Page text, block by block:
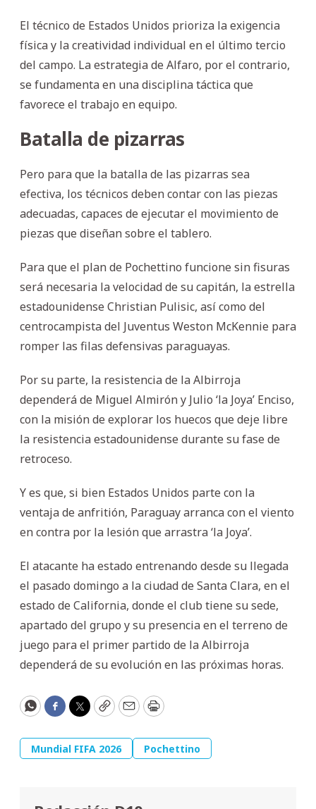
El técnico de Estados Unidos prioriza la exigencia
física y la creatividad individual en el último tercio
del campo. La estrategia de Alfaro, por el contrario,
se fundamenta en una disciplina táctica que
favorece el trabajo en equipo.
Batalla de pizarras
Pero para que la batalla de las pizarras sea
efectiva, los técnicos deben contar con las piezas
adecuadas, capaces de ejecutar el movimiento de
piezas que diseñan sobre el tablero.
Para que el plan de Pochettino funcione sin fisuras
será necesaria la velocidad de su capitán, la estrella
estadounidense Christian Pulisic, así como del
centrocampista del Juventus Weston McKennie para
romper las filas defensivas paraguayas.
Por su parte, la resistencia de la Albirroja
dependerá de Miguel Almirón y Julio ‘la Joya’ Enciso,
con la misión de explorar los huecos que deje libre
la resistencia estadounidense durante su fase de
retroceso.
Y es que, si bien Estados Unidos parte con la
ventaja de anfritión, Paraguay arranca con el viento
en contra por la lesión que arrastra ‘la Joya’.
El atacante ha estado entrenando desde su llegada
el pasado domingo a la ciudad de Santa Clara, en el
estado de California, donde el club tiene su sede,
apartado del grupo y su presencia en el terreno de
juego para el primer partido de la Albirroja
dependerá de su evolución en las próximas horas.
WhatsApp
Facebook
Twitter
CopyEmailPrint
Mundial FIFA 2026 Pochettino